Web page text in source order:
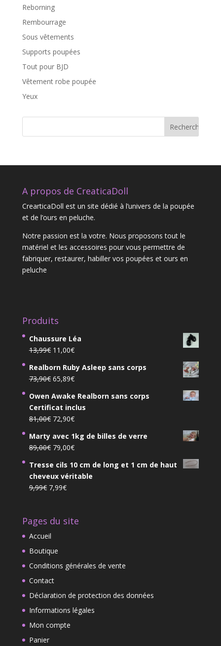
Reborning
Rembourrage
Sous vêtements
Supports poupées
Tout pour BJD
Vêtement robe poupée
Yeux
A propos de CreaticaDoll
CrearticaDoll est un site dédié à l’univers de la poupée
et de l’ours en peluche.
Notre passion est la votre. Nous proposons tout le
matériel et les accessoires pour vous permettre de
fabriquer, restaurer, habiller vos poupées et ours en
peluche
Produits
Chaussure Léa
13,99€ Le
initial
était :
13,99€.
11,00€Le
actuel
est :
11,00€.
Realborn Ruby Asleep sans corps
73,90€ Le
initial
était :
73,90€.
65,89€Le
actuel
est :
65,89€.
Owen Awake Realborn sans corps
Certificat inclus
81,00€ Le
initial
était :
81,00€.
72,90€Le
actuel
est :
72,90€.
Marty avec 1kg de billes de verre
89,00€ Le
initial
était :
89,00€.
79,00€Le
actuel
est :
Tresse cils 10 cm de long et 1 cm de haut
cheveux véritable
9,99€ Le
était :
9,99€.
7,99€Le
est :
Pages du site
Accueil
Boutique
Conditions générales de vente
Contact
Déclaration de protection des données
Informations légales
Mon compte
Panier